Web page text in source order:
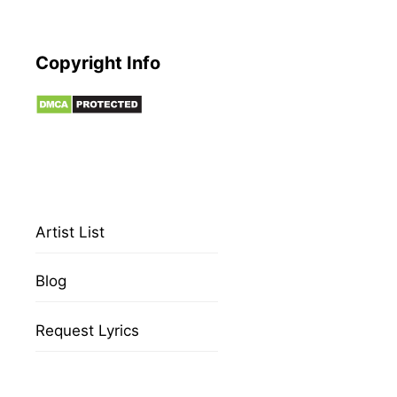
Copyright Info
Artist List
Blog
Request Lyrics